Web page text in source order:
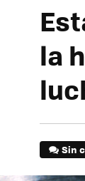
la
Sin